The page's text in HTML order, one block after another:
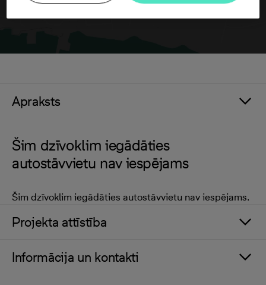
Apraksts
Šim dzīvoklim iegādāties
autostāvvietu nav iespējams
Šim dzīvoklim iegādāties autostāvvietu nav iespējams.
Projekta attīstība
Informācija un kontakti